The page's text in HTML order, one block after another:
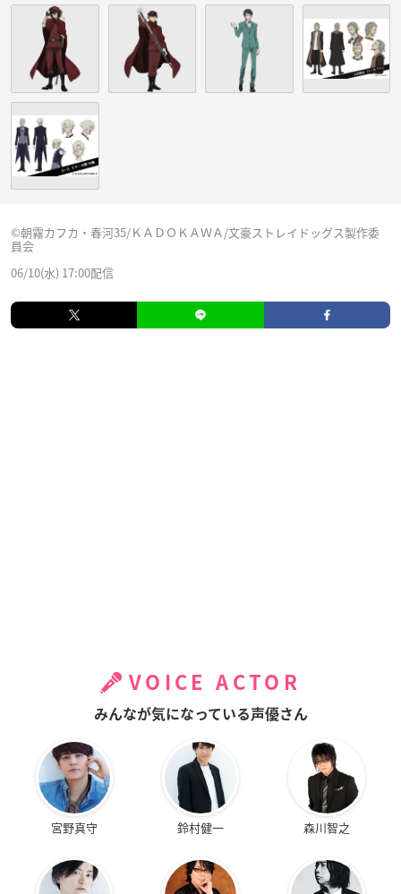
©朝霧カフカ・春河35/ＫＡＤＯＫＡＷＡ/文豪ストレイドッグス製作委
員会
06/10(水) 17:00配信
VOICE ACTOR
みんなが気になっている声優さん
宮野真守 鈴村健一 森川智之